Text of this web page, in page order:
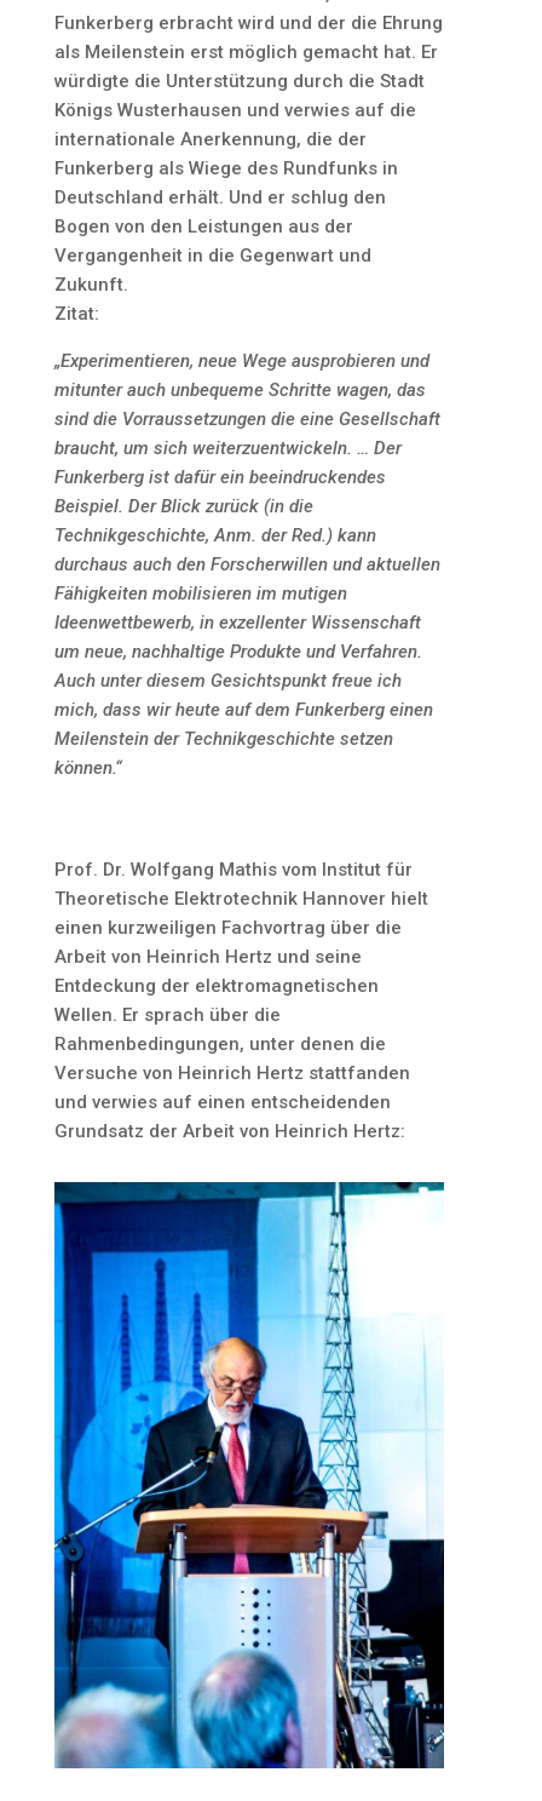
Funkerberg erbracht wird und der die Ehrung
als Meilenstein erst möglich gemacht hat. Er
würdigte die Unterstützung durch die Stadt
Königs Wusterhausen und verwies auf die
internationale Anerkennung, die der
Funkerberg als Wiege des Rundfunks in
Deutschland erhält. Und er schlug den
Bogen von den Leistungen aus der
Vergangenheit in die Gegenwart und
Zukunft.
Zitat:
„Experimentieren, neue Wege ausprobieren und
mitunter auch unbequeme Schritte wagen, das
sind die Vorraussetzungen die eine Gesellschaft
braucht, um sich weiterzuentwickeln. … Der
Funkerberg ist dafür ein beeindruckendes
Beispiel. Der Blick zurück (in die
Technikgeschichte, Anm. der Red.) kann
durchaus auch den Forscherwillen und aktuellen
Fähigkeiten mobilisieren im mutigen
Ideenwettbewerb, in exzellenter Wissenschaft
um neue, nachhaltige Produkte und Verfahren.
Auch unter diesem Gesichtspunkt freue ich
mich, dass wir heute auf dem Funkerberg einen
Meilenstein der Technikgeschichte setzen
können.“
Prof. Dr. Wolfgang Mathis vom Institut für
Theoretische Elektrotechnik Hannover hielt
einen kurzweiligen Fachvortrag über die
Arbeit von Heinrich Hertz und seine
Entdeckung der elektromagnetischen
Wellen. Er sprach über die
Rahmenbedingungen, unter denen die
Versuche von Heinrich Hertz stattfanden
und verwies auf einen entscheidenden
Grundsatz der Arbeit von Heinrich Hertz: